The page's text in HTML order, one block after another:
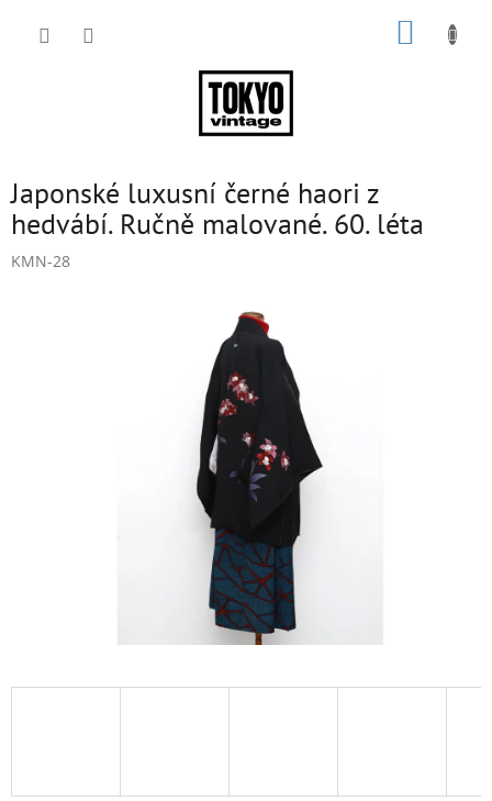
Japonské luxusní černé haori z
hedvábí. Ručně malované. 60. léta
KMN-28